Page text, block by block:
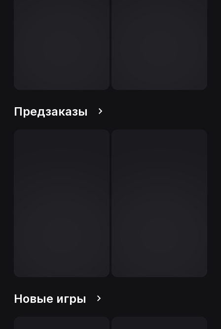
Предзаказы
Новые игры